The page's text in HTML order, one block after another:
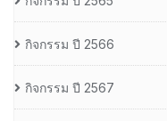
กิจกรรม ปี 2566
กิจกรรม ปี 2567